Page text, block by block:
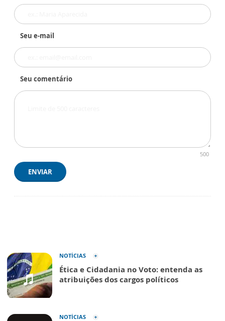
Seu e-mail
Seu comentário
500
ENVIAR
NOTÍCIAS
Ética e Cidadania no Voto: entenda as
atribuições dos cargos políticos
NOTÍCIAS